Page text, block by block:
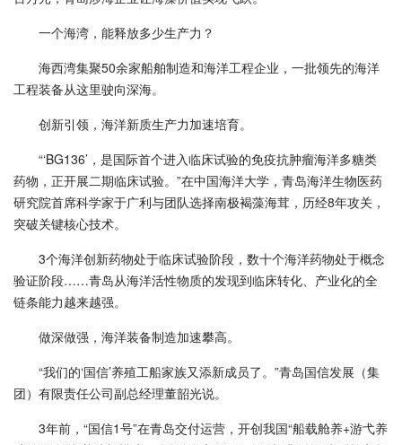
一个海湾，能释放多少生产力？
海西湾集聚50余家船舶制造和海洋工程企业，一批领先的海洋
工程装备从这里驶向深海。
创新引领，海洋新质生产力加速培育。
“‘BG136’，是国际首个进入临床试验的免疫抗肿瘤海洋多糖类
药物，正开展二期临床试验。”在中国海洋大学，青岛海洋生物医药
研究院首席科学家于广利与团队选择南极褐藻海茸，历经8年攻关，
突破关键核心技术。
3个海洋创新药物处于临床试验阶段，数十个海洋药物处于概念
验证阶段……青岛从海洋活性物质的发现到临床转化、产业化的全
链条能力越来越强。
做深做强，海洋装备制造加速攀高。
“我们的‘国信’养殖工船家族又添新成员了。”青岛国信发展（集
团）有限责任公司副总经理董韶光说。
3年前，“国信1号”在青岛交付运营，开创我国“船载舱养+游弋养